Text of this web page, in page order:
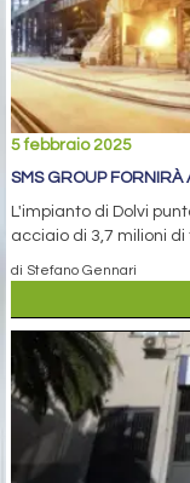
5 febbraio 2025
SMS GROUP FORNIRÀ
L'impianto di Dolvi
acciaio di 3,7 milioni
di Stefano Gennari